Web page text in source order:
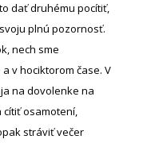
dať druhému pocítiť,
plnú pozornosť.
nech sme
v hociktorom čase. V
na dovolenke na
cítiť osamotení,
stráviť večer